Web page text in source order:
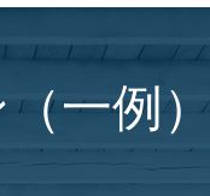
一例）